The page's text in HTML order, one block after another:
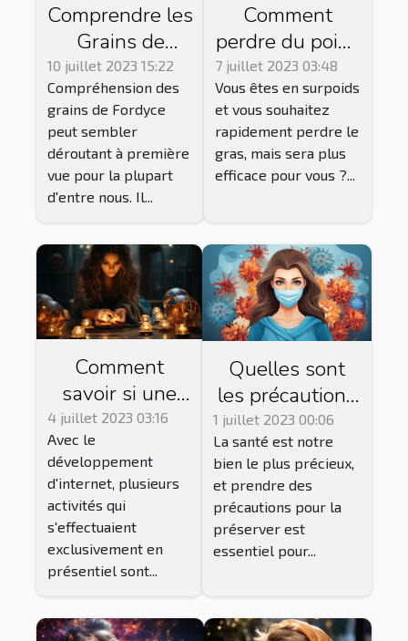
Comprendre les
Grains de
Fordyce:
Causes,
Symptômes et
Options de
Traitement
10 juillet 2023 15:22
Compréhension des
grains de Fordyce
peut sembler
déroutant à première
vue pour la plupart
d'entre nous. Il...
Comment
perdre du poids
rapidement ?
7 juillet 2023 03:48
Vous êtes en surpoids
et vous souhaitez
rapidement perdre le
gras, mais sera plus
efficace pour vous ?...
Comment
savoir si une
voyante en
ligne est fiable
?
4 juillet 2023 03:16
Avec le
développement
d'internet, plusieurs
activités qui
s'effectuaient
exclusivement en
présentiel sont...
Quelles sont
les précautions
à prendre pour
rester
continuellement
en bonne santé
?
1 juillet 2023 00:06
La santé est notre
bien le plus précieux,
et prendre des
précautions pour la
préserver est
essentiel pour...